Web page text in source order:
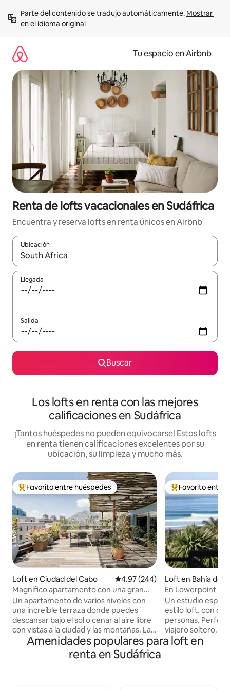
contenido
Parte del contenido se tradujo automáticamente. Mostrar
en el idioma original
Tu espacio en Airbnb
Renta de lofts vacacionales en Sudáfrica
Encuentra y reserva lofts en renta únicos en Airbnb
Ubicación
Cuando los resultados estén disponibles, podrás navegar
Llegada
Salida
Buscar
Los lofts en renta con las mejores
calificaciones en Sudáfrica
¡Tantos huéspedes no pueden equivocarse! Estos lofts
en renta tienen calificaciones excelentes por su
ubicación, su limpieza y mucho más.
De los mejores en Favorito entre huéspedes
Favorito entre huéspedes
Loft en Ciudad del Cabo Calificación promedio: 4.97 de
4.97 (244)
Magnífico apartamento con una gran
terraza en la azotea.
Un apartamento de varios niveles con
una increíble terraza donde puedes
descansar bajo el sol o cenar al aire libre
con vistas a la ciudad y las montañas. Las
instalaciones incluyen lavadora, plancha
y tabla; horno eléctrico y placa de gas;
microondas; nevera; lavavajillas; estufa
De los mejores
Favorito entre
Loft en Bahía de
En Lowerpoint -
Un estudio
estilo loft, con
personas. Perfecto para una pareja o un
viajero soltero. Tranquilamente apartado
de la carretera
Amenidades populares para loft en
renta en Sudáfrica